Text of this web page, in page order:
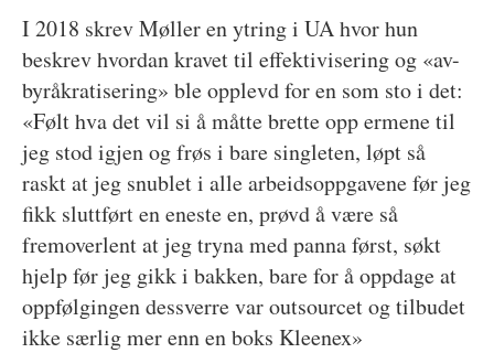
I 2018 skrev Møller en ytring i UA hvor hun
beskrev hvordan kravet til effektivisering og «av-
byråkratisering» ble opplevd for en som sto i det:
«Følt hva det vil si å måtte brette opp ermene til
jeg stod igjen og frøs i bare singleten, løpt så
raskt at jeg snublet i alle arbeidsoppgavene før jeg
fikk sluttført en eneste en, prøvd å være så
fremoverlent at jeg tryna med panna først, søkt
hjelp før jeg gikk i bakken, bare for å oppdage at
oppfølgingen dessverre var outsourcet og tilbudet
ikke særlig mer enn en boks Kleenex»